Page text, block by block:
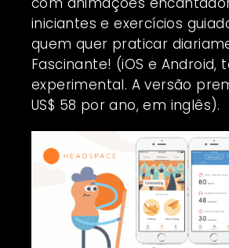
iniciantes e exercícios
quem quer praticar
Fascinante! (iOS e Android,
experimental. A versão
US$ 58 por ano, em inglês).